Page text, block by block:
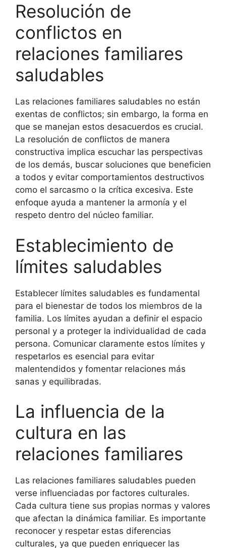
Resolución de
conflictos en
relaciones familiares
saludables
Las relaciones familiares saludables no están
exentas de conflictos; sin embargo, la forma en
que se manejan estos desacuerdos es crucial.
La resolución de conflictos de manera
constructiva implica escuchar las perspectivas
de los demás, buscar soluciones que beneficien
a todos y evitar comportamientos destructivos
como el sarcasmo o la crítica excesiva. Este
enfoque ayuda a mantener la armonía y el
respeto dentro del núcleo familiar.
Establecimiento de
límites saludables
Establecer límites saludables es fundamental
para el bienestar de todos los miembros de la
familia. Los límites ayudan a definir el espacio
personal y a proteger la individualidad de cada
persona. Comunicar claramente estos límites y
respetarlos es esencial para evitar
malentendidos y fomentar relaciones más
sanas y equilibradas.
La influencia de la
cultura en las
relaciones familiares
Las relaciones familiares saludables pueden
verse influenciadas por factores culturales.
Cada cultura tiene sus propias normas y valores
que afectan la dinámica familiar. Es importante
reconocer y respetar estas diferencias
culturales, ya que pueden enriquecer las